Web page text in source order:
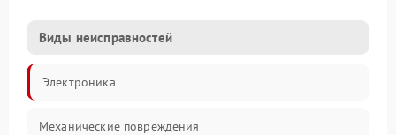
Виды неисправностей
Электроника
Механические повреждения